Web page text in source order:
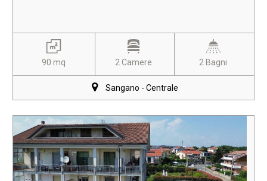
90 mq 2 Camere 2 Bagni
Sangano - Centrale